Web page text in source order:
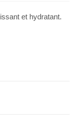
et hydratant.